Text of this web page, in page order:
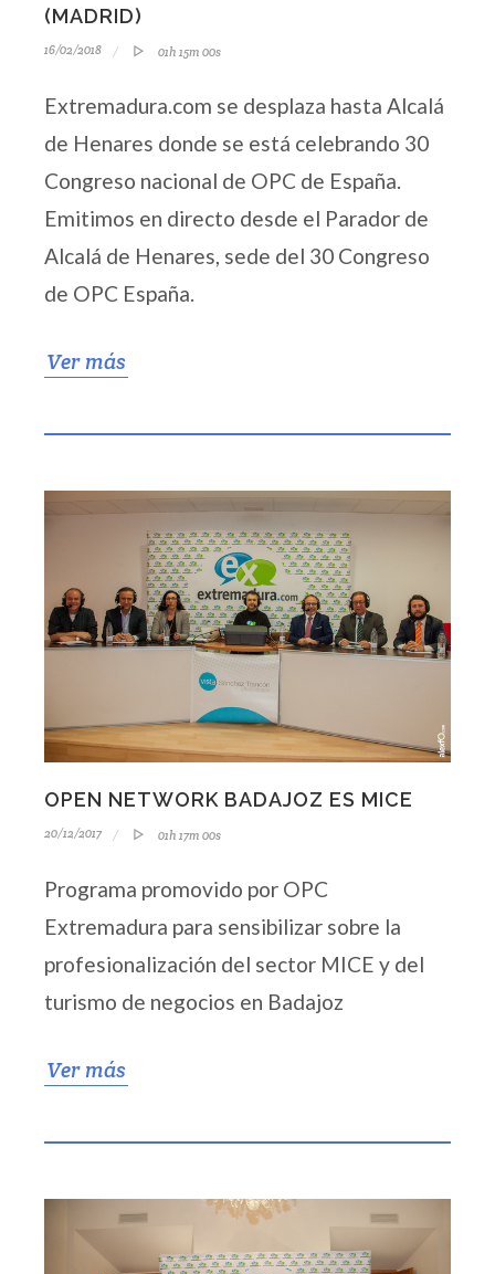
(MADRID)
16/02/2018 01h 15m 00s
Extremadura.com se desplaza hasta Alcalá
de Henares donde se está celebrando 30
Congreso nacional de OPC de España.
Emitimos en directo desde el Parador de
Alcalá de Henares, sede del 30 Congreso
de OPC España.
Ver más
OPEN NETWORK BADAJOZ ES MICE
20/12/2017 01h 17m 00s
Programa promovido por OPC
Extremadura para sensibilizar sobre la
profesionalización del sector MICE y del
turismo de negocios en Badajoz
Ver más